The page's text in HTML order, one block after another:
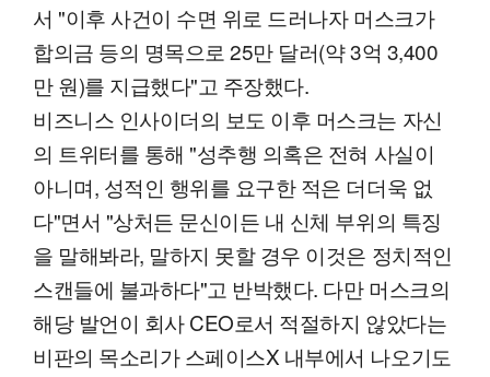
서 "이후 사건이 수면 위로 드러나자 머스크가
합의금 등의 명목으로 25만 달러(약 3억 3,400
만 원)를 지급했다"고 주장했다.
비즈니스 인사이더의 보도 이후 머스크는 자신
의 트위터를 통해 "성추행 의혹은 전혀 사실이
아니며, 성적인 행위를 요구한 적은 더더욱 없
다"면서 "상처든 문신이든 내 신체 부위의 특징
을 말해봐라, 말하지 못할 경우 이것은 정치적인
스캔들에 불과하다"고 반박했다. 다만 머스크의
해당 발언이 회사 CEO로서 적절하지 않았다는
비판의 목소리가 스페이스X 내부에서 나오기도